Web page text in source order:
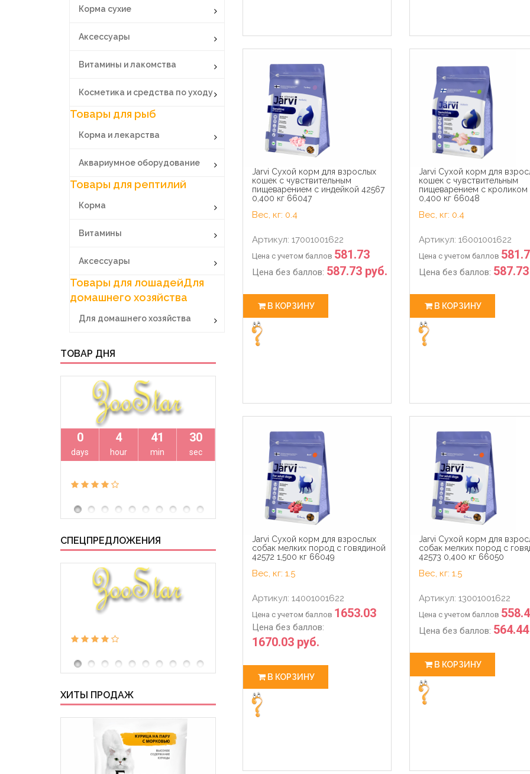
Корма сухие
Аксессуары
Витамины и лакомства
Косметика и средства по уходу
Товары для рыб
Корма и лекарства
Аквариумное оборудование
Товары для рептилий
Корма
Витамины
Аксессуары
Товары для лошадейДля
домашнего хозяйства
Для домашнего хозяйства
ТОВАР ДНЯ
0
days
4
hour
41
min
29
sec hour
41
min hour
СПЕЦПРЕДЛОЖЕНИЯ
ХИТЫ ПРОДАЖ
Jarvi Сухой корм для взрослых
кошек с чувствительным
пищеварением с индейкой 42567
0,400 кг 66047
Вес, кг: 0.4
Артикул: 17001001622
Цена с учетом баллов 581.73
Цена без баллов: 587.73 руб.
В КОРЗИНУ
Jarvi Сухой корм для
кошек с чувствительным
пищеварением с кроликом
0,400 кг 66048
Вес, кг: 0.4
Артикул: 16001001622
Цена с учетом баллов
Цена без баллов:
В КОРЗИНУ
Jarvi Сухой корм для взрослых
собак мелких пород с говядиной
42572 1,500 кг 66049
Вес, кг: 1.5
Артикул: 14001001622
Цена с учетом баллов 1653.03
Цена без баллов:
1670.03 руб.
В КОРЗИНУ
Jarvi Сухой корм для
собак мелких пород с
42573 0,400 кг 66050
Вес, кг: 1.5
Артикул: 13001001622
Цена с учетом баллов
Цена без баллов:
В КОРЗИНУ